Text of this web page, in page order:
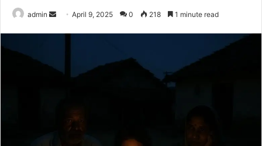
admin
SendApril 9, 2025 0 218 1 minute read